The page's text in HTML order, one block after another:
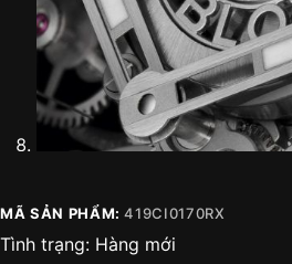
MÃ SẢN PHẨM:419CI0170RX
Tình trạng: Hàng mới